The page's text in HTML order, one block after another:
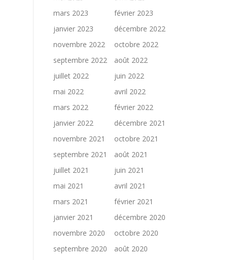
mars 2023
février 2023
janvier 2023
décembre 2022
novembre 2022
octobre 2022
septembre 2022
août 2022
juillet 2022
juin 2022
mai 2022
avril 2022
mars 2022
février 2022
janvier 2022
décembre 2021
novembre 2021
octobre 2021
septembre 2021
août 2021
juillet 2021
juin 2021
mai 2021
avril 2021
mars 2021
février 2021
janvier 2021
décembre 2020
novembre 2020
octobre 2020
septembre 2020
août 2020